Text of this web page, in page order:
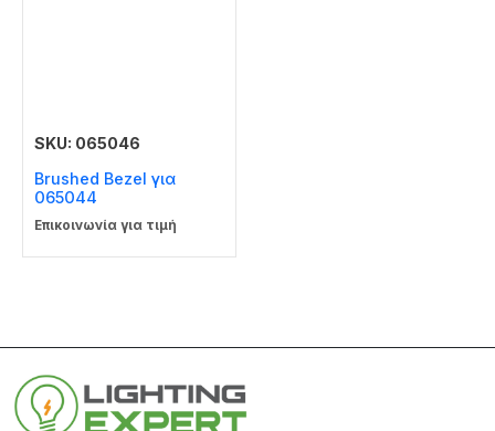
SKU: 065046
Brushed Bezel για
065044
Επικοινωνία για τιμή